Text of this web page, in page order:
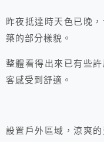
昨夜抵達時天色已晚
築的部分樣貌。
整體看得出來已有些
客感受到舒適。
設置戶外區域，涼爽